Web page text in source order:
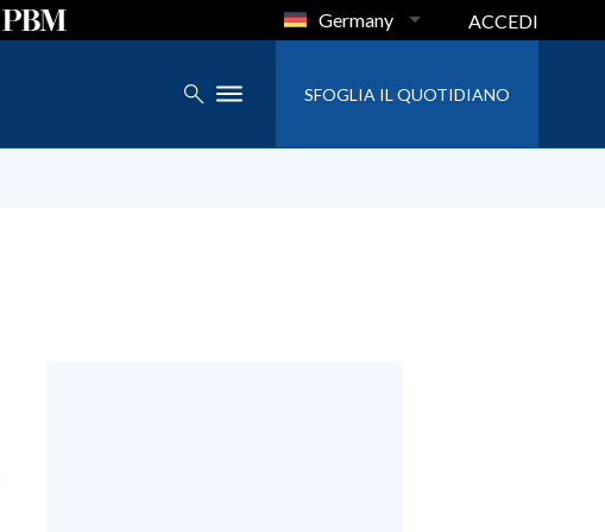
Germany ACCEDI
SFOGLIA IL QUOTIDIANO